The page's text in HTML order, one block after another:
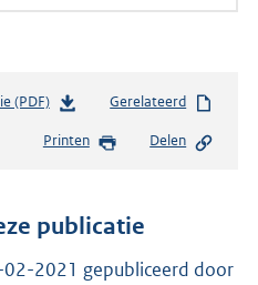
(PDF)b
s
n
s
Gerelateerd
Printen Delen
publicatie
2021 gepubliceerd door